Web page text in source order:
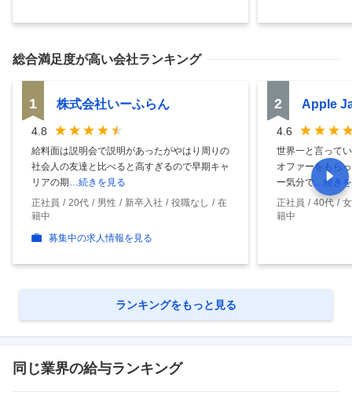
総合満足度が高い会社ランキング
1 株式会社いーふらん
4.8
給料面は説明会で説明があったがやはり周りの
社会人の友達と比べると高すぎるので早期キャ
リアの期…続きを見る
正社員
20代 男性 新卒入社 役職なし
在
籍中
募集中の求人情報を見る
2 Apple
4.6
世界一と言って
オファーをもら
ー気分で…続き
正社員
40代
籍中
ランキングをもっと見る
同じ業界の給与ランキング